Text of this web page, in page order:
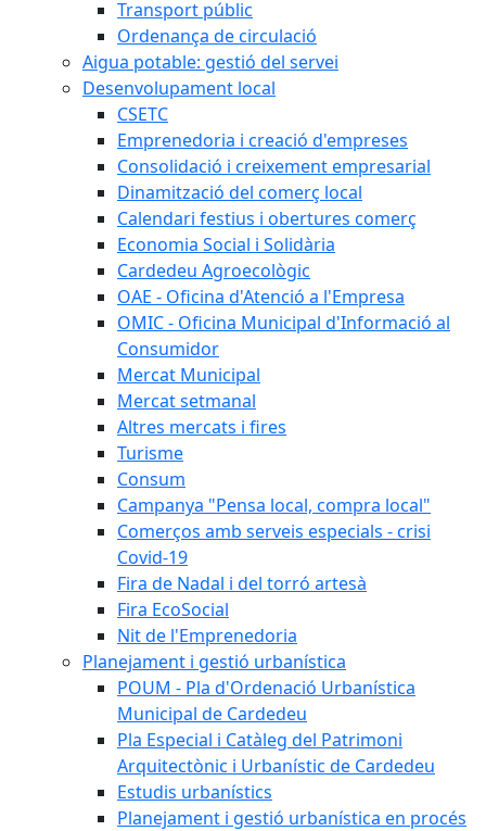
Transport públic
Ordenança de circulació
Aigua potable: gestió del servei
Desenvolupament local
CSETC
Emprenedoria i creació d'empreses
Consolidació i creixement empresarial
Dinamització del comerç local
Calendari festius i obertures comerç
Economia Social i Solidària
Cardedeu Agroecològic
OAE - Oficina d'Atenció a l'Empresa
OMIC - Oficina Municipal d'Informació al
Consumidor
Mercat Municipal
Mercat setmanal
Altres mercats i fires
Turisme
Consum
Campanya "Pensa local, compra local"
Comerços amb serveis especials - crisi
Covid-19
Fira de Nadal i del torró artesà
Fira EcoSocial
Nit de l'Emprenedoria
Planejament i gestió urbanística
POUM - Pla d'Ordenació Urbanística
Municipal de Cardedeu
Pla Especial i Catàleg del Patrimoni
Arquitectònic i Urbanístic de Cardedeu
Estudis urbanístics
Planejament i gestió urbanística en procés